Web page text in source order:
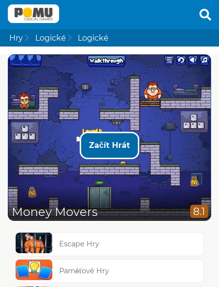
Hry Logické Logické
Začít Hrát
Money Movers 8.1
Escape Hry
Paměťové Hry